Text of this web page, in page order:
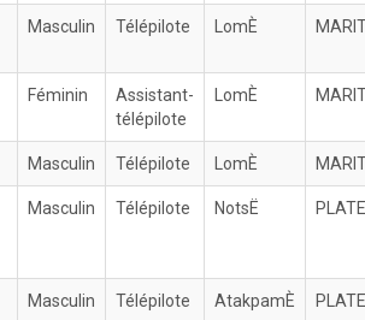
Masculin Télépilote LomÈ
Féminin
Assistant-
télépilote
LomÈ
Masculin Télépilote LomÈ
Masculin Télépilote NotsË
Masculin Télépilote AtakpamÈ